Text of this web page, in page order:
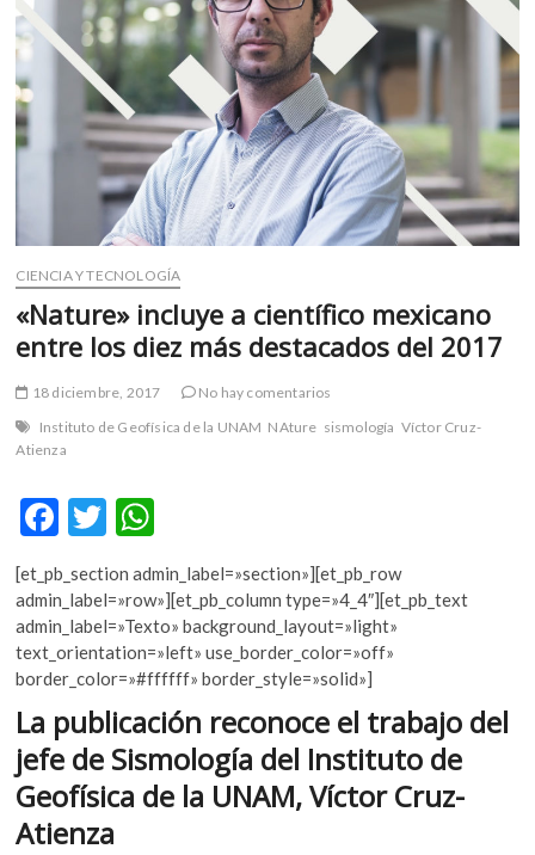
o
g
s
k
CIENCIA Y TECNOLOGÍA
«Nature» incluye a científico mexicano
entre los diez más destacados del 2017
18 diciembre, 2017
No hay comentarios
Instituto de Geofísica de la UNAM NAture sismología Víctor Cruz-
Atienza
F
e
b
o
o
k
T
w
itt
er
h
at
s
A
p
p
[et_pb_section admin_label=»section»][et_pb_row
admin_label=»row»][et_pb_column type=»4_4″][et_pb_text
admin_label=»Texto» background_layout=»light»
text_orientation=»left» use_border_color=»off»
border_color=»#ffffff» border_style=»solid»]
La publicación reconoce el trabajo del
jefe de Sismología del Instituto de
Geofísica de la UNAM, Víctor Cruz-
Atienza